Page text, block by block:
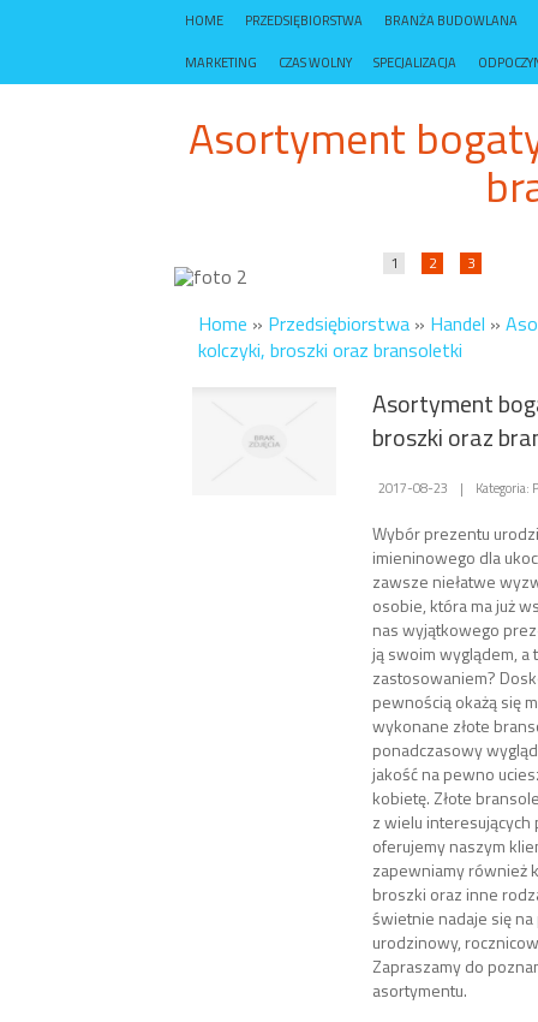
HOME PRZEDSIĘBIORSTWA BRANŻA BUDOWLANA
MARKETING CZAS WOLNY SPECJALIZACJA
Asortyment
1 2 3
Home » Przedsiębiorstwa » Handel »
kolczyki, broszki oraz bransoletki
Asortyment
broszki oraz
2017-08-23 | Kategoria:
Wybór prezentu
imieninowego dla
zawsze niełatwe
osobie, która ma już
nas wyjątkowego
ją swoim wyglądem, a
zastosowaniem?
pewnością okażą się
wykonane złote
ponadczasowy
jakość na pewno
kobietę. Złote
z wielu
oferujemy naszym
zapewniamy również
broszki oraz inne
świetnie nadaje się
urodzinowy,
Zapraszamy do
asortymentu.